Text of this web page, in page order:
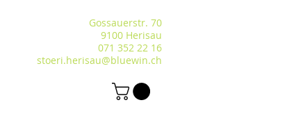
Gossauerstr. 70
9100 Herisau
071 352 22 16
stoeri.herisau@bluewin.ch